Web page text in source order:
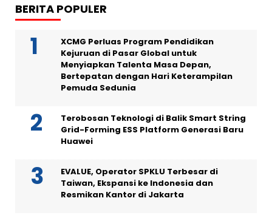
BERITA POPULER
XCMG Perluas Program Pendidikan
Kejuruan di Pasar Global untuk
Menyiapkan Talenta Masa Depan,
Bertepatan dengan Hari Keterampilan
Pemuda Sedunia
Terobosan Teknologi di Balik Smart String
Grid-Forming ESS Platform Generasi Baru
Huawei
EVALUE, Operator SPKLU Terbesar di
Taiwan, Ekspansi ke Indonesia dan
Resmikan Kantor di Jakarta